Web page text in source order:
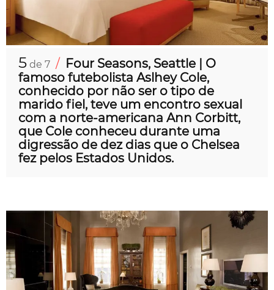
5 de 7 / Four Seasons, Seattle | O
famoso futebolista Aslhey Cole,
conhecido por não ser o tipo de
marido fiel, teve um encontro sexual
com a norte-americana Ann Corbitt,
que Cole conheceu durante uma
digressão de dez dias que o Chelsea
fez pelos Estados Unidos.